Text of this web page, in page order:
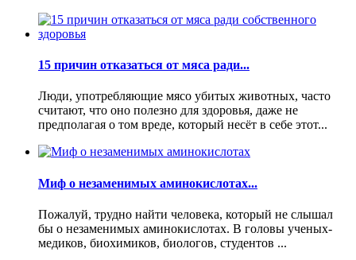
15 причин отказаться от мяса ради...
Люди, употребляющие мясо убитых животных, часто
считают, что оно полезно для здоровья, даже не
предполагая о том вреде, который несёт в себе этот...
Миф о незаменимых аминокислотах...
Пожалуй, трудно найти человека, который не слышал
бы о незаменимых аминокислотах. В головы ученых-
медиков, биохимиков, биологов, студентов ...